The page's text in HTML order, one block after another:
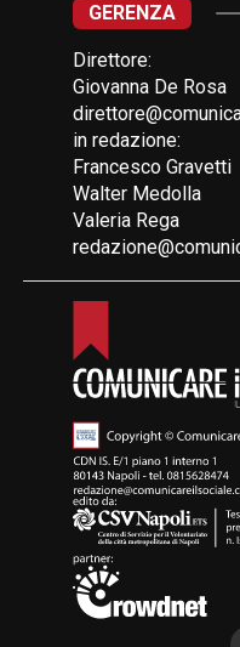
GERENZA
Direttore:
Giovanna De Rosa
in redazione:
Francesco Gravetti
Walter Medolla
Valeria Rega